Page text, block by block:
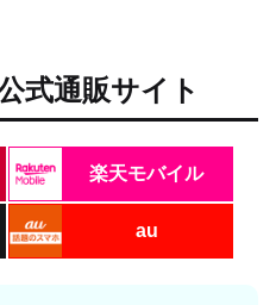
式通販サイト
楽天モバイル
au